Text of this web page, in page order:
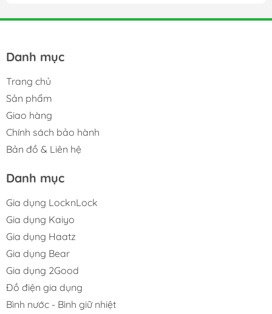
Danh mục
Trang chủ
Sản phẩm
Giao hàng
Chính sách bảo hành
Bản đồ & Liên hệ
Danh mục
Gia dụng LocknLock
Gia dụng Kaiyo
Gia dụng Haatz
Gia dụng Bear
Gia dụng 2Good
Đồ điện gia dụng
Bình nước - Bình giữ nhiệt